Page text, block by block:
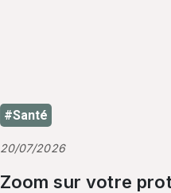
#Santé
20/07/2026
Zoom sur votre